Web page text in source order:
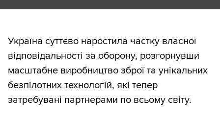
Україна суттєво наростила частку власної
відповідальності за оборону, розгорнувши
масштабне виробництво зброї та унікальних
безпілотних технологій, які тепер
затребувані партнерами по всьому світу.